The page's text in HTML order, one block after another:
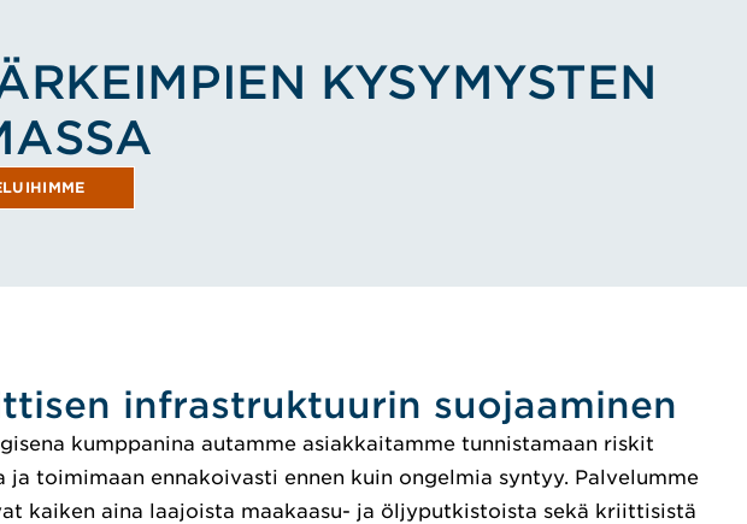
KYSYMYSTEN
infrastruktuurin suojaaminen
kumppanina autamme asiakkaitamme tunnistamaan riskit
ja toimimaan ennakoivasti ennen kuin ongelmia syntyy. Palvelumme
kaiken aina laajoista maakaasu- ja öljyputkistoista sekä kriittisistä